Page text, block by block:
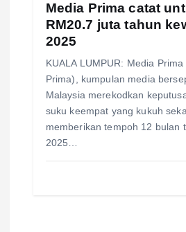
Media Prima catat
RM20.7 juta tahun
2025
KUALA LUMPUR: Media
Prima), kumpulan media
Malaysia merekodkan
suku keempat yang kukuh
memberikan tempoh 12 bulan
2025…